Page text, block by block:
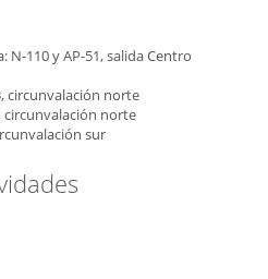
N-110 y AP-51, salida Centro
circunvalación norte
circunvalación norte
sur